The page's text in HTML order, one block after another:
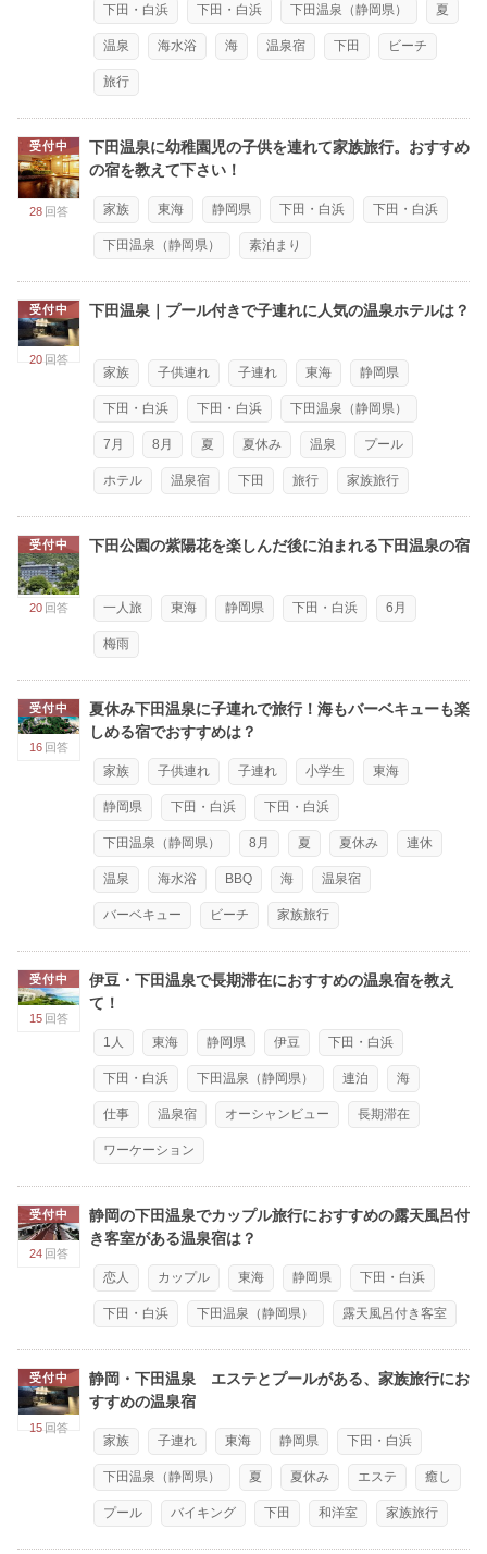
下田・白浜 下田・白浜 下田温泉（静岡県） 夏
温泉 海水浴 海 温泉宿 下田 ビーチ
旅行
受付中
28 回答
下田温泉に幼稚園児の子供を連れて家族旅行。おすすめ
の宿を教えて下さい！
家族 東海 静岡県 下田・白浜 下田・白浜
下田温泉（静岡県） 素泊まり
受付中
20 回答
下田温泉｜プール付きで子連れに人気の温泉ホテルは？
家族 子供連れ 子連れ 東海 静岡県
下田・白浜 下田・白浜 下田温泉（静岡県）
7月 8月 夏 夏休み 温泉 プール
ホテル 温泉宿 下田 旅行 家族旅行
受付中
20 回答
下田公園の紫陽花を楽しんだ後に泊まれる下田温泉の宿
一人旅 東海 静岡県 下田・白浜 6月
梅雨
受付中
16 回答
夏休み下田温泉に子連れで旅行！海もバーベキューも楽
しめる宿でおすすめは？
家族 子供連れ 子連れ 小学生 東海
静岡県 下田・白浜 下田・白浜
下田温泉（静岡県） 8月 夏 夏休み 連休
温泉 海水浴 BBQ 海 温泉宿
バーベキュー ビーチ 家族旅行
受付中
15 回答
伊豆・下田温泉で長期滞在におすすめの温泉宿を教え
て！
1人 東海 静岡県 伊豆 下田・白浜
下田・白浜 下田温泉（静岡県） 連泊 海
仕事 温泉宿 オーシャンビュー 長期滞在
ワーケーション
受付中
24 回答
静岡の下田温泉でカップル旅行におすすめの露天風呂付
き客室がある温泉宿は？
恋人 カップル 東海 静岡県 下田・白浜
下田・白浜 下田温泉（静岡県） 露天風呂付き客室
受付中
15 回答
静岡・下田温泉 エステとプールがある、家族旅行にお
すすめの温泉宿
家族 子連れ 東海 静岡県 下田・白浜
下田温泉（静岡県） 夏 夏休み エステ 癒し
プール バイキング 下田 和洋室 家族旅行